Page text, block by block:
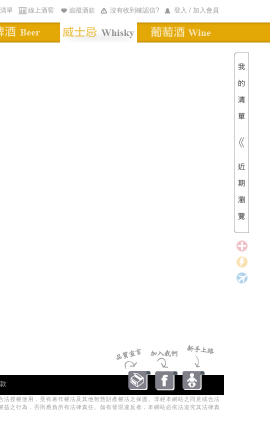
登入 / 加入會員
沒有收到確認信?
追蹤酒款
線上酒窖
單
授權使用，受有著作權法及其他智慧財產權法之保護。非經本網站之同意或合法
之行為，否則應負所有法律責任。如有發現違反者，本網站必依法追究其法律責